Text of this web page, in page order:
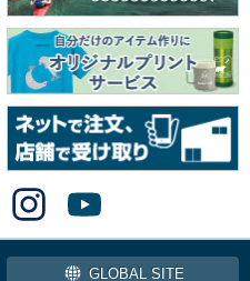
GLOBAL SITE